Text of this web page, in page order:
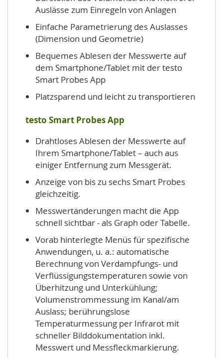
Auslässe zum Einregeln von Anlagen
Einfache Parametrierung des Auslasses
(Dimension und Geometrie)
Bequemes Ablesen der Messwerte auf
dem Smartphone/Tablet mit der testo
Smart Probes App
Platzsparend und leicht zu transportieren
testo Smart Probes App
Drahtloses Ablesen der Messwerte auf
Ihrem Smartphone/Tablet – auch aus
einiger Entfernung zum Messgerät.
Anzeige von bis zu sechs Smart Probes
gleichzeitig.
Messwertänderungen macht die App
schnell sichtbar - als Graph oder Tabelle.
Vorab hinterlegte Menüs für spezifische
Anwendungen, u. a.: automatische
Berechnung von Verdampfungs- und
Verflüssigungstemperaturen sowie von
Überhitzung und Unterkühlung;
Volumenstrommessung im Kanal/am
Auslass; berührungslose
Temperaturmessung per Infrarot mit
schneller Bilddokumentation inkl.
Messwert und Messfleckmarkierung.